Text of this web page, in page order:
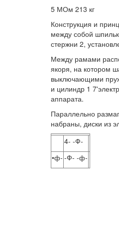
5 МОм 213 кг
Конструкция и
между собой
стержни 2,
Между рамами
якоря, на котором
выключающими
и цилиндр 1
аппарата.
Параллельно
набраны, диски из
4- -Ф-
•ф- -Ф- -ф-